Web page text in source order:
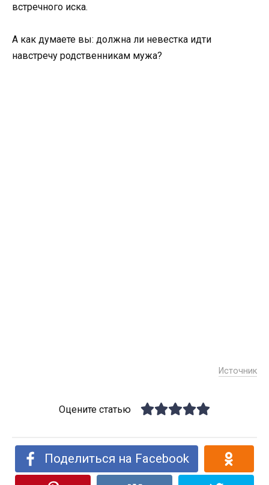
встречного иска.
А как думаете вы: должна ли невестка идти
навстречу родственникам мужа?
Источник
Оцените статью
Поделиться на Facebook